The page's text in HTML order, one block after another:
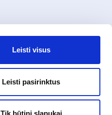
Leisti visus
Leisti pasirinktus
Tik būtini slapukai